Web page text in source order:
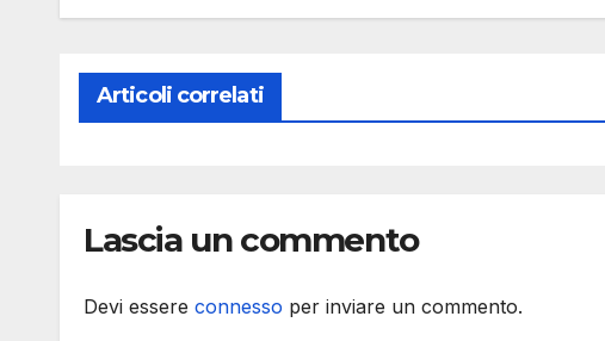
Articoli correlati
Lascia un commento
Devi essere connesso per inviare un commento.